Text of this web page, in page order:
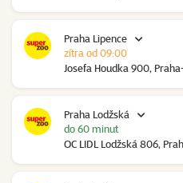
Praha Lipence
Josefa Houdka 900,
zítra od 09:00
Praha Lodžská
OC LIDL Lodžská 806,
do 60 minut